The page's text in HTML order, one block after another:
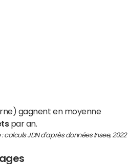
gagnent en moyenne
par an.
: calculs JDN d'après données Insee, 2022